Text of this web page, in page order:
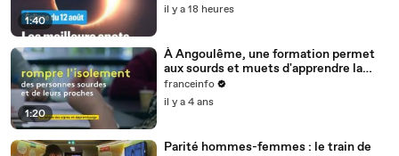
1:40
il y a 18 heures
1:20
À Angoulême, une formation permet
aux sourds et muets d'apprendre la
langue des signes
franceinfo
il y a 4 ans
Parité hommes-femmes : le train de